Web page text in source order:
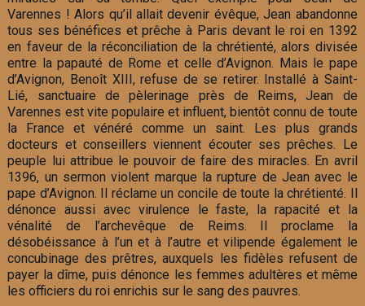
Varennes ! Alors qu’il allait devenir évêque, Jean abandonne
tous ses bénéfices et prêche à Paris devant le roi en 1392
en faveur de la réconciliation de la chrétienté, alors divisée
entre la papauté de Rome et celle d’Avignon. Mais le pape
d’Avignon, Benoît XIII, refuse de se retirer. Installé à Saint-
Lié, sanctuaire de pèlerinage près de Reims, Jean de
Varennes est vite populaire et influent, bientôt connu de toute
la France et vénéré comme un saint. Les plus grands
docteurs et conseillers viennent écouter ses prêches. Le
peuple lui attribue le pouvoir de faire des miracles. En avril
1396, un sermon violent marque la rupture de Jean avec le
pape d’Avignon. Il réclame un concile de toute la chrétienté. Il
dénonce aussi avec virulence le faste, la rapacité et la
vénalité de l’archevêque de Reims. Il proclame la
désobéissance à l’un et à l’autre et vilipende également le
concubinage des prêtres, auxquels les fidèles refusent de
payer la dîme, puis dénonce les femmes adultères et même
les officiers du roi enrichis sur le sang des pauvres.